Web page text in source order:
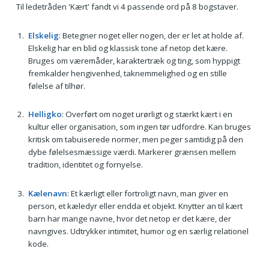
Til ledetråden 'Kært' fandt vi 4 passende ord på 8 bogstaver.
Elskelig: Betegner noget eller nogen, der er let at holde af.
Elskelig har en blid og klassisk tone af netop det kære.
Bruges om væremåder, karaktertræk og ting, som hyppigt
fremkalder hengivenhed, taknemmelighed og en stille
følelse af tilhør.
Helligko: Overført om noget urørligt og stærkt kært i en
kultur eller organisation, som ingen tør udfordre. Kan bruges
kritisk om tabuiserede normer, men peger samtidig på den
dybe følelsesmæssige værdi. Markerer grænsen mellem
tradition, identitet og fornyelse.
Kælenavn: Et kærligt eller fortroligt navn, man giver en
person, et kæledyr eller endda et objekt. Knytter an til kært
barn har mange navne, hvor det netop er det kære, der
navngives. Udtrykker intimitet, humor og en særlig relationel
kode.